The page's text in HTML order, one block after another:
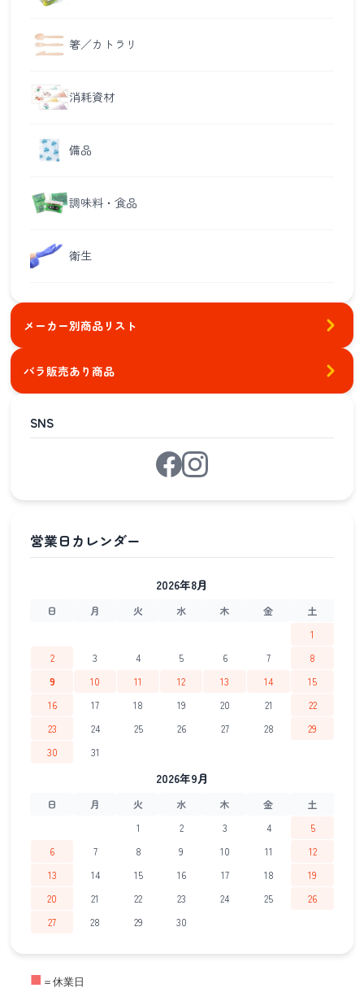
箸／カトラリ
消耗資材
備品
調味料・食品
衛生
メーカー別商品リスト
バラ販売あり商品
SNS
2026年8月
日 月 火 水 木 金
土
1
2
3 4 5 6 7
8
9
10 11 12 13 14
15
16
17 18 19 20 21
22
23
24 25 26 27 28
29
30
31
2026年9月
日 月 火 水 木 金
土
1
2 3 4
5
6
7 8 9 10 11
12
13
14 15 16 17 18
19
20
21 22 23 24 25
26
27
28 29 30
■ ＝休業日